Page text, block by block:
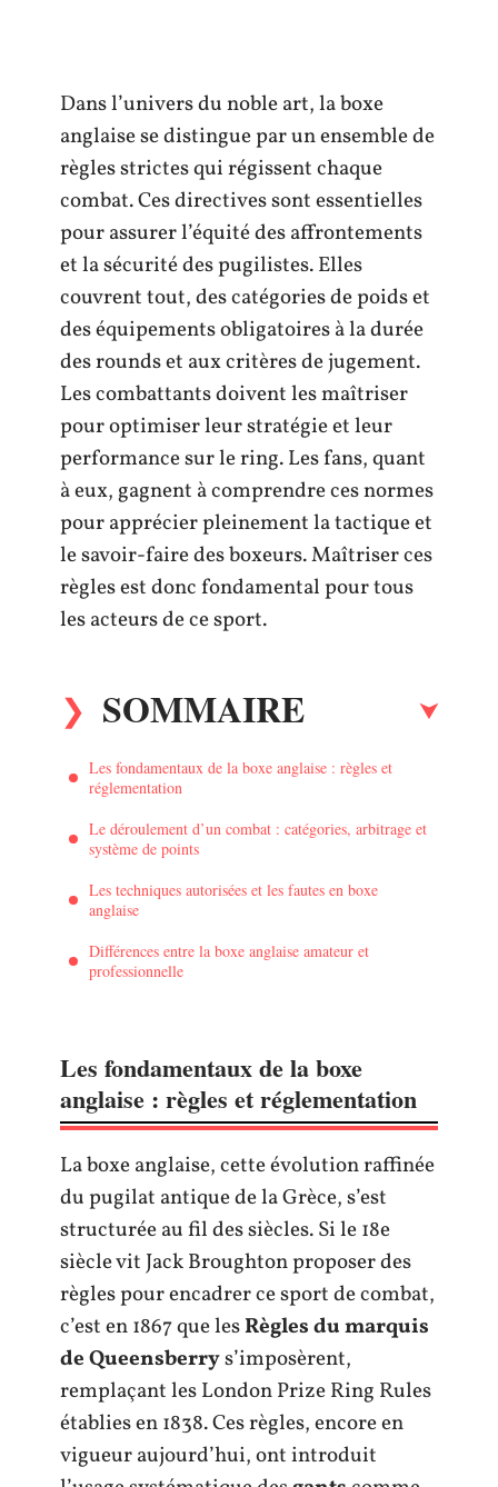
Dans l’univers du noble art, la boxe
anglaise se distingue par un ensemble de
règles strictes qui régissent chaque
combat. Ces directives sont essentielles
pour assurer l’équité des affrontements
et la sécurité des pugilistes. Elles
couvrent tout, des catégories de poids et
des équipements obligatoires à la durée
des rounds et aux critères de jugement.
Les combattants doivent les maîtriser
pour optimiser leur stratégie et leur
performance sur le ring. Les fans, quant
à eux, gagnent à comprendre ces normes
pour apprécier pleinement la tactique et
le savoir-faire des boxeurs. Maîtriser ces
règles est donc fondamental pour tous
les acteurs de ce sport.
SOMMAIRE
Les fondamentaux de la boxe anglaise : règles et
réglementation
Le déroulement d’un combat : catégories, arbitrage et
système de points
Les techniques autorisées et les fautes en boxe
anglaise
Différences entre la boxe anglaise amateur et
professionnelle
Les fondamentaux de la boxe
anglaise : règles et réglementation
La boxe anglaise, cette évolution raffinée
du pugilat antique de la Grèce, s’est
structurée au fil des siècles. Si le 18e
siècle vit Jack Broughton proposer des
règles pour encadrer ce sport de combat,
c’est en 1867 que lesRègles du marquis
de Queensberrys’imposèrent,
remplaçant les London Prize Ring Rules
établies en 1838. Ces règles, encore en
vigueur aujourd’hui, ont introduit